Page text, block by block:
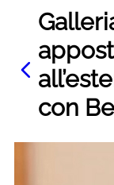
con